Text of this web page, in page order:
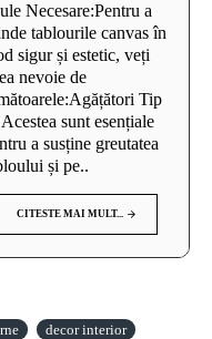
Necesare:Pentru a
tablourile canvas în
sigur și estetic, veți
nevoie de
Tip
sunt esențiale
a susține greutatea
și pe..
CITESTE MAI MULT...
decor interior